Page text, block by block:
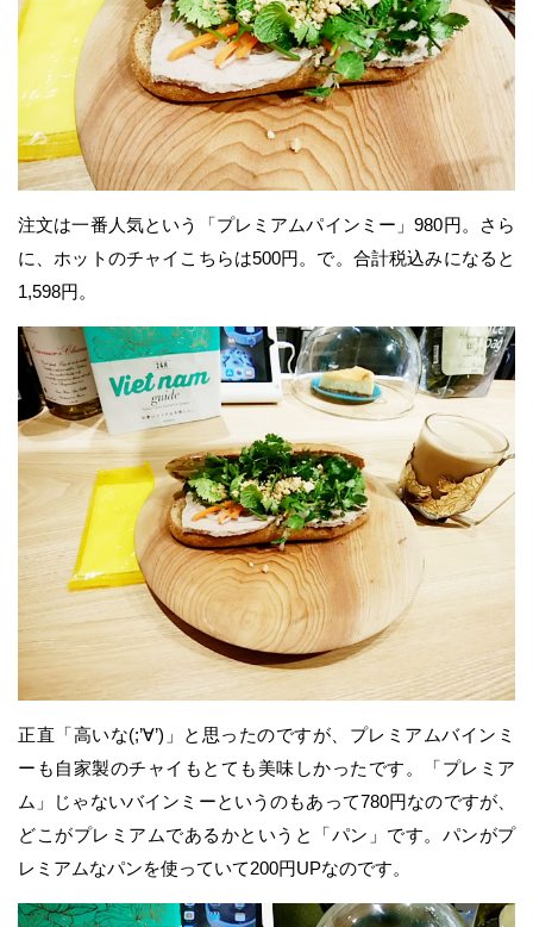
注文は一番人気という「プレミアムパインミー」980円。さら
に、ホットのチャイこちらは500円。で。合計税込みになると
1,598円。
正直「高いな(;’∀’)」と思ったのですが、プレミアムバインミ
ーも自家製のチャイもとても美味しかったです。「プレミア
ム」じゃないバインミーというのもあって780円なのですが、
どこがプレミアムであるかというと「パン」です。パンがプ
レミアムなパンを使っていて200円UPなのです。